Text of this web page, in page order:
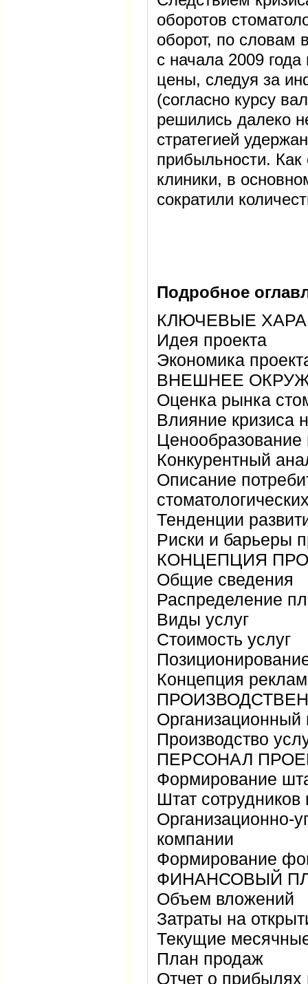
оборотов
оборот, по словам
с начала 2009
цены, следуя за
(согласно курсу
решились далеко
стратегией
прибыльности. Как
клиники, в
сократили
Подробное
КЛЮЧЕВЫЕ
Идея проекта
Экономика
ВНЕШНЕЕ
Оценка рынка
Влияние кризиса
Ценообразование
Конкурентный
Описание
Тенденции
Риски и барьеры
КОНЦЕПЦИЯ
Общие сведения
Распределение
Виды услуг
Стоимость услуг
Концепция
Организационный
Производство
ПЕРСОНАЛ
Формирование
Штат
Организационно-
компании
Формирование
ФИНАНСОВЫЙ
Объем вложений
Затраты на
Текущие
План продаж
Отчет о прибылях